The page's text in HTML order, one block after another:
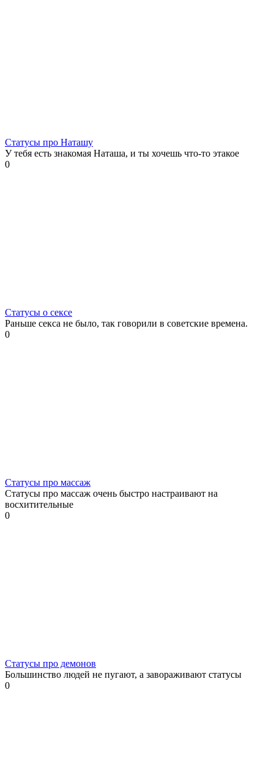
Статусы про Наташу
У тебя есть знакомая Наташа, и ты хочешь что-то этакое
0
Статусы о сексе
Раньше секса не было, так говорили в советские времена.
0
Статусы про массаж
Статусы про массаж очень быстро настраивают на
восхитительные
0
Статусы про демонов
Большинство людей не пугают, а завораживают статусы
0